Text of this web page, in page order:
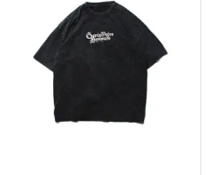
¥18,800